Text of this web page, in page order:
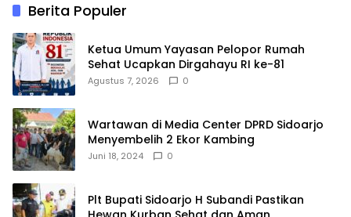
Berita Populer
Ketua Umum Yayasan Pelopor Rumah
Sehat Ucapkan Dirgahayu RI ke-81
Agustus 7, 2026 0
Wartawan di Media Center DPRD Sidoarjo
Menyembelih 2 Ekor Kambing
Juni 18, 2024 0
Plt Bupati Sidoarjo H Subandi Pastikan